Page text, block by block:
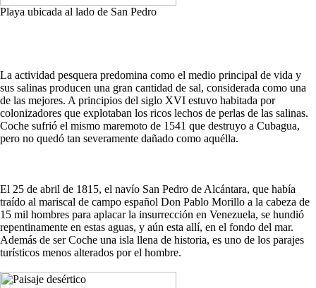
Playa ubicada al lado de San Pedro
La actividad pesquera predomina como el medio principal de vida y
sus salinas producen una gran cantidad de sal, considerada como una
de las mejores. A principios del siglo XVI estuvo habitada por
colonizadores que explotaban los ricos lechos de perlas de las salinas.
Coche sufrió el mismo maremoto de 1541 que destruyo a Cubagua,
pero no quedó tan severamente dañado como aquélla.
El 25 de abril de 1815, el navío San Pedro de Alcántara, que había
traído al mariscal de campo español Don Pablo Morillo a la cabeza de
15 mil hombres para aplacar la insurrección en Venezuela, se hundió
repentinamente en estas aguas, y aún esta allí, en el fondo del mar.
Además de ser Coche una isla llena de historia, es uno de los parajes
turísticos menos alterados por el hombre.